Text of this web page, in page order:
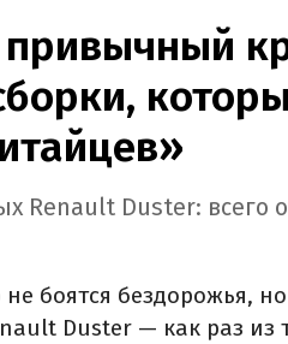
Renault Duster: всего
боятся бездорожья,
Duster — как раз из